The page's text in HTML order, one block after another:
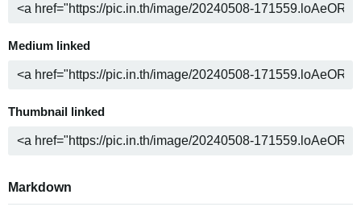
Medium linked
Thumbnail linked
Markdown